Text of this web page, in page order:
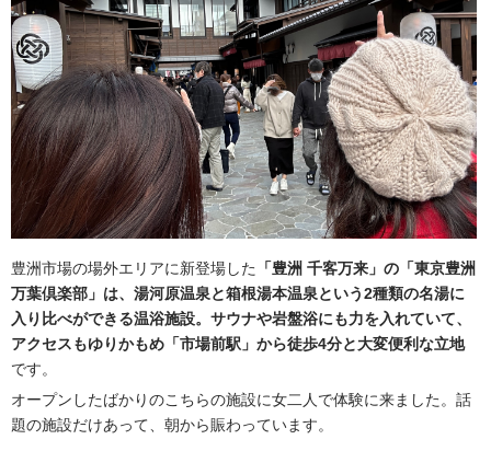
豊洲市場の場外エリアに新登場した
「豊洲 千客万来」の「東京豊洲
万葉倶楽部」は、湯河原温泉と箱根湯本温泉という2種類の名湯に
入り比べができる温浴施設。サウナや岩盤浴にも力を入れていて、
アクセスもゆりかもめ「市場前駅」から徒歩4分と大変便利な立地
です。
オープンしたばかりのこちらの施設に女二人で体験に来ました。話
題の施設だけあって、朝から賑わっています。